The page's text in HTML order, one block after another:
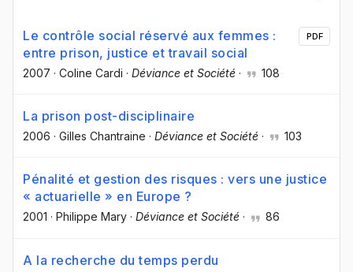
Le contrôle social réservé aux femmes :
entre prison, justice et travail social
2007 · Coline Cardi · Déviance et Société · 108
PDF
La prison post-disciplinaire
2006 · Gilles Chantraine · Déviance et Société · 103
Pénalité et gestion des risques : vers une justice
« actuarielle » en Europe ?
2001 · Philippe Mary · Déviance et Société · 86
A la recherche du temps perdu